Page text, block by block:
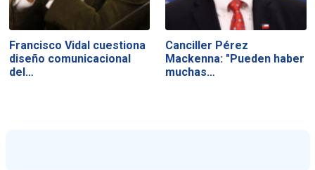
Francisco Vidal cuestiona
diseño comunicacional
del…
Canciller Pérez
Mackenna: "Pueden haber
muchas…